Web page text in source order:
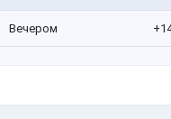
Вечером